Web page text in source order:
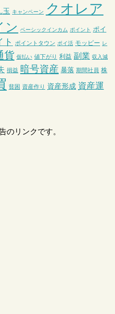
玉 キャンペーン クオレア
ン ベーシックインカム ポイント ポイ
ト ポイントタウン ポイ活 モッピー レ
貨 仮払い 値下がり 利益 副業 収入減
損益 暗号資産 暴落 期間社員 株
貧困 資産作り 資産形成 資産運
のリンクです。